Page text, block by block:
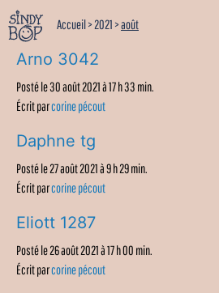
Accueil>2021 >août
Arno 3042
Posté le 30 août 2021 à 17 h 33 min.
Écrit parcorine pécout
Daphne tg
Posté le 27 août 2021 à 9 h 29 min.
Écrit parcorine pécout
Eliott 1287
Posté le 26 août 2021 à 17 h 00 min.
Écrit parcorine pécout